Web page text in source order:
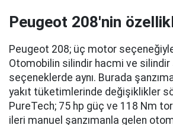
Peugeot 208'nin
Peugeot 208; üç motor
Otomobilin silindir hacmi ve silindir
seçeneklerde aynı. Burada
yakıt tüketimlerinde değişiklikler
PureTech; 75 hp güç ve 118 Nm
ileri manuel şanzımanla gelen